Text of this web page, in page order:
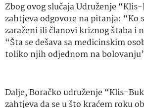
Zbog ovog slučaja Udruženje
zahtjeva odgovore na pitanja: “Ko
zaraženi ili članovi kriznog štaba i
“Šta se dešava sa medicinskim
toliko njih odjednom na
Dalje, Boračko udruženje “Klis-
zahtjeva da se u što kraćem roku